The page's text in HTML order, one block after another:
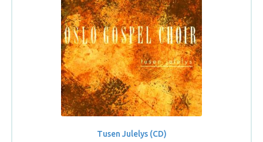
Tusen Julelys (CD)